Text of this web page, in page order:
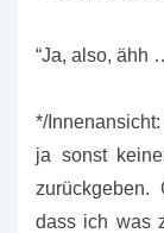
“Ja, also, ähh
*/
ja sonst
dass ich was